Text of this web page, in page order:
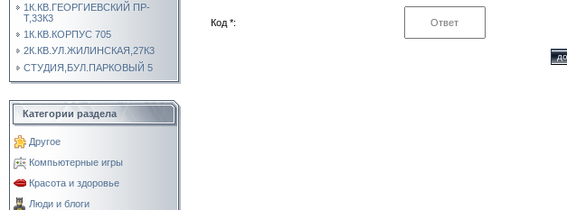
1К.КВ.ГЕОРГИЕВСКИЙ ПР-
Т,33К3
1К.КВ.КОРПУС 705
2К.КВ.УЛ.ЖИЛИНСКАЯ,27К3
СТУДИЯ,БУЛ.ПАРКОВЫЙ 5
Категории раздела
Другое
Компьютерные игры
Красота и здоровье
Люди и блоги
Код *: